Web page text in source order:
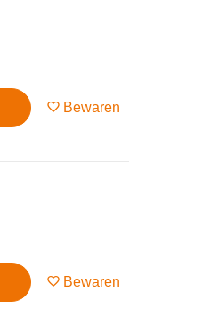
Bewaren
Bewaren